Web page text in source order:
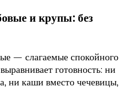
и крупы: без
— слагаемые спокойного
готовность: ни
ни каши вместо чечевицы,